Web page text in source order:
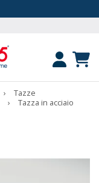
›
Tazze
›
Tazza in acciaio